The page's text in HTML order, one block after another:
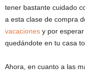
tener bastante cuidado
a esta clase de compra
vacaciones y por
quedándote en tu casa
Ahora, en cuanto a las